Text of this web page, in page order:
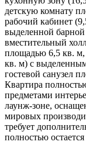
детскую комнату
рабочий кабинет
выделенной
вместительный
площадью 6,5 кв. м,
кв. м) с
гостевой санузел
Квартира
предметами
лаунж-зоне,
мировых
требует
полностью